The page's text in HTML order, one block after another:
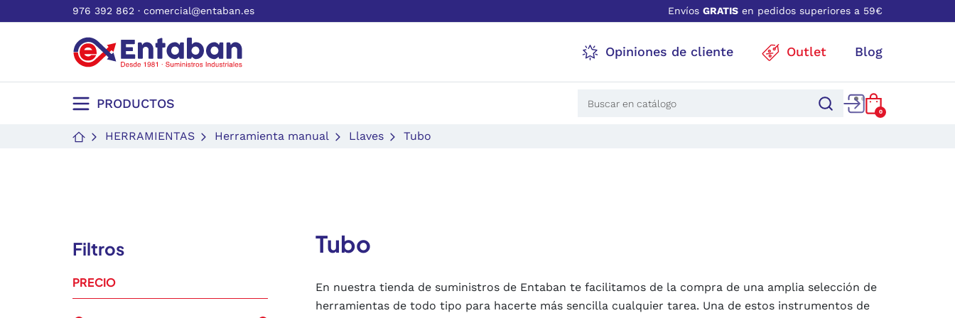
976 392 862 · comercial@entaban.es Envíos GRATIS en pedidos superiores a 59€
Opiniones de cliente Outlet Blog
PRODUCTOS
0
HERRAMIENTAS Herramienta manual Llaves Tubo
Filtros
PRECIO
Tubo
En nuestra tienda de suministros de Entaban te facilitamos de la compra de una amplia selección de
herramientas de todo tipo para hacerte más sencilla cualquier tarea. Una de estos instrumentos de